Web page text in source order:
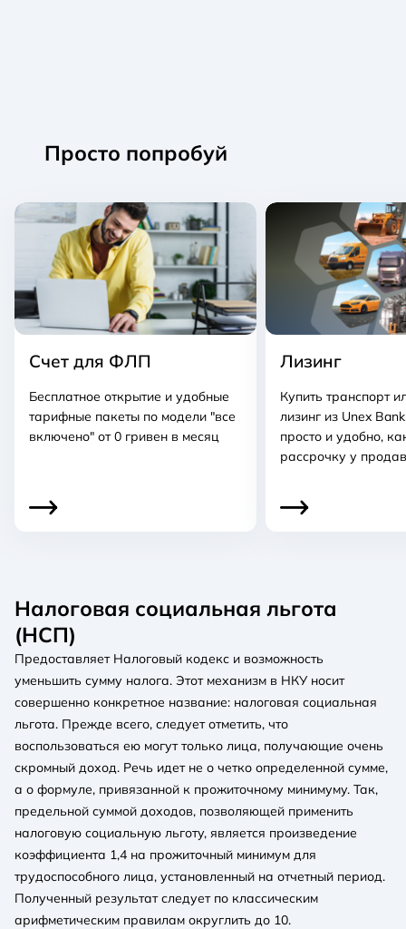
Просто попробуй
Счет для ФЛП
Бесплатное открытие и удобные
тарифные пакеты по модели "все
включено" от 0 гривен в месяц
Лизинг
Купить транспорт
лизинг из Unex
просто и удобно,
рассрочку у
Налоговая социальная льгота
(НСП)
Предоставляет Налоговый кодекс и возможность
уменьшить сумму налога. Этот механизм в НКУ носит
совершенно конкретное название: налоговая социальная
льгота. Прежде всего, следует отметить, что
воспользоваться ею могут только лица, получающие очень
скромный доход. Речь идет не о четко определенной сумме,
а о формуле, привязанной к прожиточному минимуму. Так,
предельной суммой доходов, позволяющей применить
налоговую социальную льготу, является произведение
коэффициента 1,4 на прожиточный минимум для
трудоспособного лица, установленный на отчетный период.
Полученный результат следует по классическим
арифметическим правилам округлить до 10.